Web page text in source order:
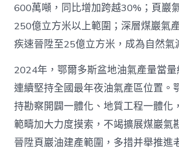
600萬噸，同比增加跨越30%；頁巖
250億立方米以上範圍；深層煤巖氣
疾速晉陞至25億立方米，成為自然氣
2024年，鄂爾多斯盆地油氣產量當量
連續堅持全國最年夜油氣產區位置。
持勘察開闢一體化、地質工程一體化
範疇加大力度摸索，不竭擴展煤巖氣
晉陞頁巖油建產範圍，多措并舉推進